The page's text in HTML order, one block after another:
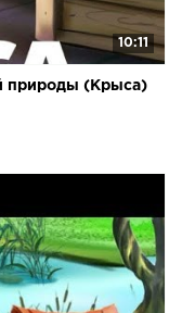
10:11
природы (Крыса)